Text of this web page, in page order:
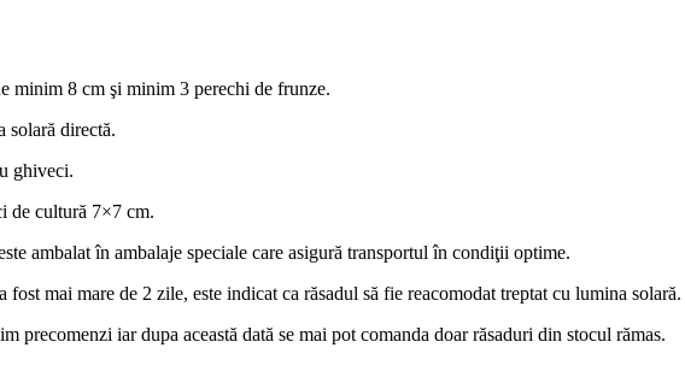
minim 8 cm şi minim 3 perechi de frunze.
solară directă.
ghiveci.
de cultură 7×7 cm.
ambalat în ambalaje speciale care asigură transportul în condiţii optime.
mai mare de 2 zile, este indicat ca răsadul să fie reacomodat treptat cu lumina solară.
precomenzi iar dupa această dată se mai pot comanda doar răsaduri din stocul rămas.